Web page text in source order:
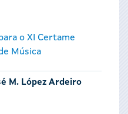
o XI Certame
Música
M. López Ardeiro